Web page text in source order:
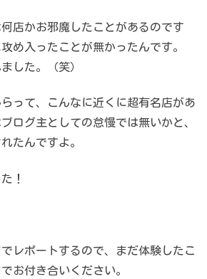
店かお邪魔したことがあるのです
め入ったことが無かったんです。
した。（笑）
って、こんなに近くに超有名店があ
ログ主としての怠慢では無いかと、
たんですよ。
！
レポートするので、まだ体験したこ
お付き合いください。